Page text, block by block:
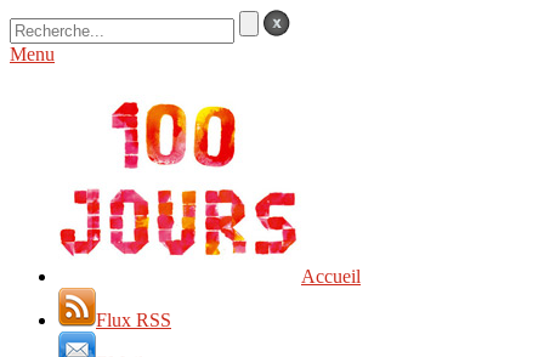
Menu
Accueil
Flux RSS